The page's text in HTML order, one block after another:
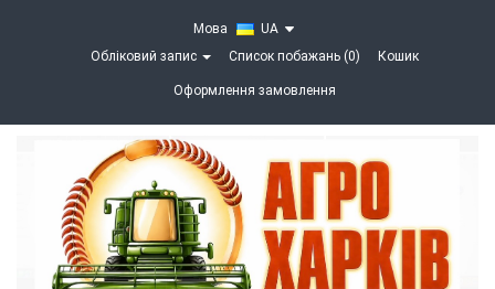
Мова
UA
Обліковий запис
Список побажань (0) Кошик
Оформлення замовлення